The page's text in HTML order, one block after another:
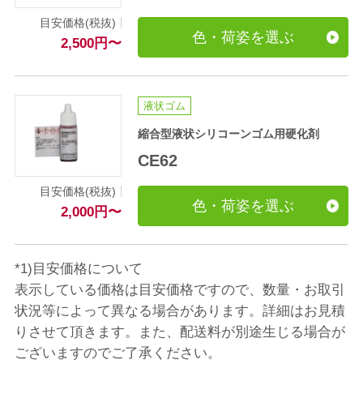
目安価格(税抜)
2,500円 〜 色・荷姿を選ぶ
液状ゴム
縮合型液状シリコーンゴム用硬化剤
CE62
目安価格(税抜)
2,000円 〜 色・荷姿を選ぶ
*1)目安価格について
表示している価格は目安価格ですので、数量・お取引
状況等によって異なる場合があります。詳細はお見積
りさせて頂きます。また、配送料が別途生じる場合が
ございますのでご了承ください。